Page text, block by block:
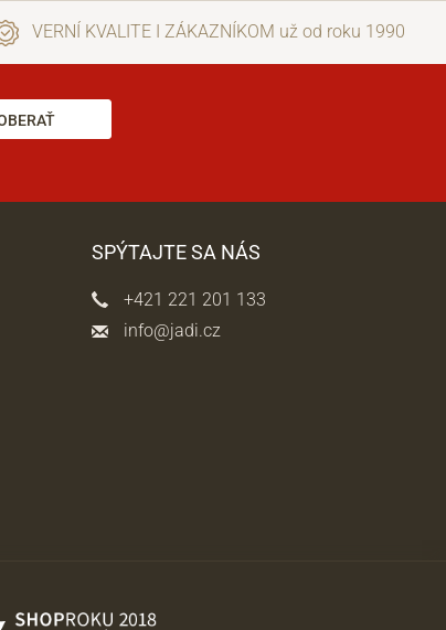
VERNÍ KVALITE I ZÁKAZNÍKOM už od roku 1990
SPÝTAJTE SA NÁS
+421 221 201 133
info@jadi.cz